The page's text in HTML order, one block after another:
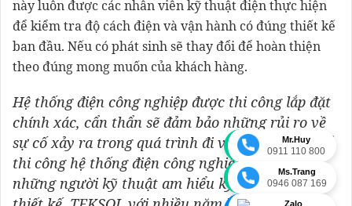
Mr.Huy
0911 110 800
Ms.Trang
0946 087 169
Zalo
này luôn được các nhân viên kỹ thuật điện thực hiện
để kiểm tra độ cách điện và vận hành có đúng thiết kế
ban đầu. Nếu có phát sinh sẽ thay đổi để hoàn thiện
theo đúng mong muốn của khách hàng.
Hệ thống điện công nghiệp được thi công lắp đặt
chính xác, cẩn thẩn sẽ đảm bảo những rủi ro về
sự cố xảy ra trong quá trình đi vào vận hành. Để
thi công hệ thống điện công nghiệp cần phải có
những người kỹ thuật am hiểu kỹ thuật, bản vẽ